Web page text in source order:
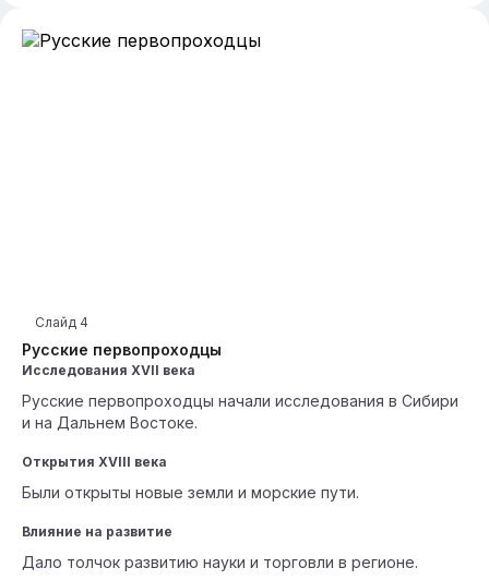
Русские первопроходцы
Слайд 4
Исследования XVII века
Русские первопроходцы начали исследования в Сибири
и на Дальнем Востоке.
Открытия XVIII века
Были открыты новые земли и морские пути.
Влияние на развитие
Дало толчок развитию науки и торговли в регионе.